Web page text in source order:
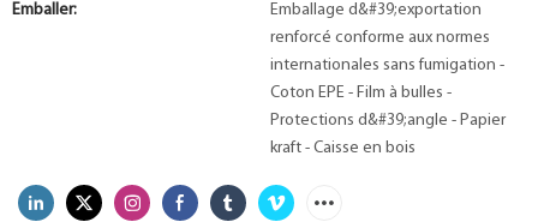
Emballer:
Emballage d&#39;exportation
renforcé conforme aux normes
internationales sans fumigation -
Coton EPE - Film à bulles -
Protections d&#39;angle - Papier
kraft - Caisse en bois